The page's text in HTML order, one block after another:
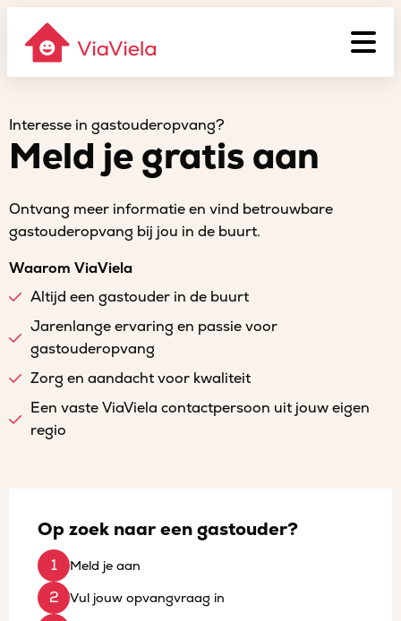
Interesse in gastouderopvang?
Meld je gratis aan
Ontvang meer informatie en vind betrouwbare
gastouderopvang bij jou in de buurt.
Waarom ViaViela
Altijd een gastouder in de buurt
Jarenlange ervaring en passie voor
gastouderopvang
Zorg en aandacht voor kwaliteit
Een vaste ViaViela contactpersoon uit jouw eigen
regio
Op zoek naar een gastouder?
Meld je aan
Vul jouw opvangvraag in